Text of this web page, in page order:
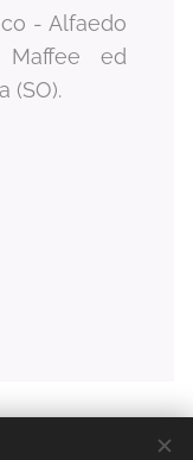
- Alfaedo
ed
(SO).